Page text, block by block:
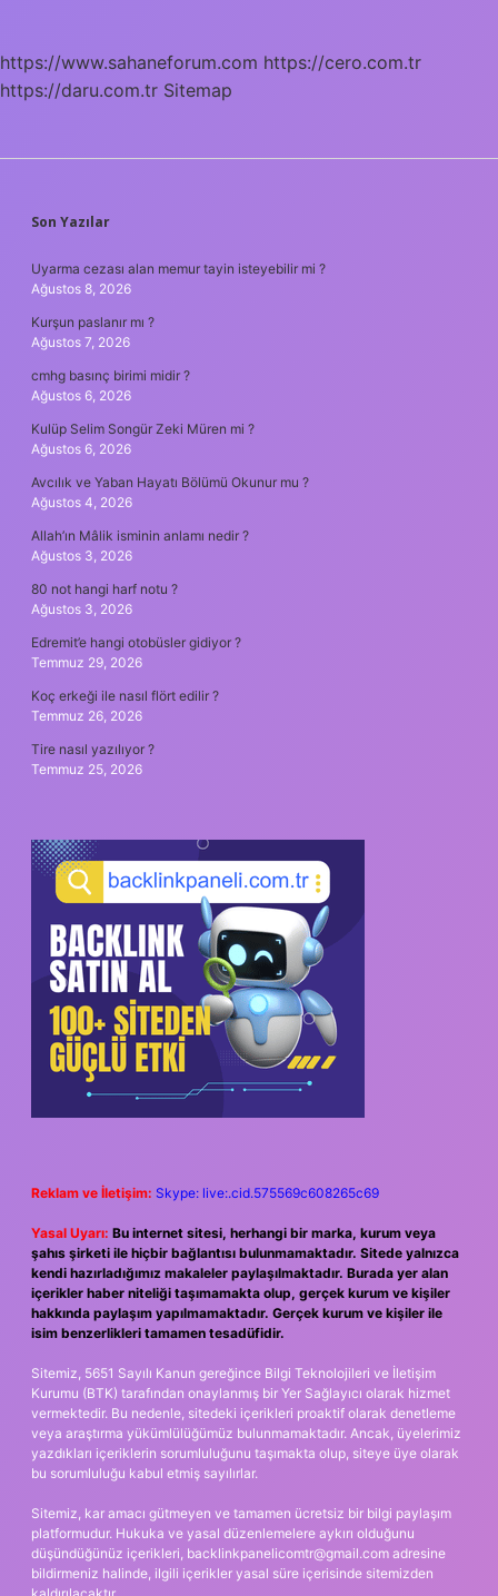
https://www.sahaneforum.com https://cero.com.tr
https://daru.com.tr Sitemap
SIDEBAR
Son Yazılar
Uyarma cezası alan memur tayin isteyebilir mi ?
Ağustos 8, 2026
Kurşun paslanır mı ?
Ağustos 7, 2026
cmhg basınç birimi midir ?
Ağustos 6, 2026
Kulüp Selim Songür Zeki Müren mi ?
Ağustos 6, 2026
Avcılık ve Yaban Hayatı Bölümü Okunur mu ?
Ağustos 4, 2026
Allah’ın Mâlik isminin anlamı nedir ?
Ağustos 3, 2026
80 not hangi harf notu ?
Ağustos 3, 2026
Edremit’e hangi otobüsler gidiyor ?
Temmuz 29, 2026
Koç erkeği ile nasıl flört edilir ?
Temmuz 26, 2026
Tire nasıl yazılıyor ?
Temmuz 25, 2026
Reklam ve İletişim: Skype: live:.cid.575569c608265c69
Yasal Uyarı: Bu internet sitesi, herhangi bir marka, kurum veya
şahıs şirketi ile hiçbir bağlantısı bulunmamaktadır. Sitede yalnızca
kendi hazırladığımız makaleler paylaşılmaktadır. Burada yer alan
içerikler haber niteliği taşımamakta olup, gerçek kurum ve kişiler
hakkında paylaşım yapılmamaktadır. Gerçek kurum ve kişiler ile
isim benzerlikleri tamamen tesadüfidir.
Sitemiz, 5651 Sayılı Kanun gereğince Bilgi Teknolojileri ve İletişim
Kurumu (BTK) tarafından onaylanmış bir Yer Sağlayıcı olarak hizmet
vermektedir. Bu nedenle, sitedeki içerikleri proaktif olarak denetleme
veya araştırma yükümlülüğümüz bulunmamaktadır. Ancak, üyelerimiz
yazdıkları içeriklerin sorumluluğunu taşımakta olup, siteye üye olarak
bu sorumluluğu kabul etmiş sayılırlar.
Sitemiz, kar amacı gütmeyen ve tamamen ücretsiz bir bilgi paylaşım
platformudur. Hukuka ve yasal düzenlemelere aykırı olduğunu
düşündüğünüz içerikleri, backlinkpanelicomtr@gmail.com adresine
bildirmeniz halinde, ilgili içerikler yasal süre içerisinde sitemizden